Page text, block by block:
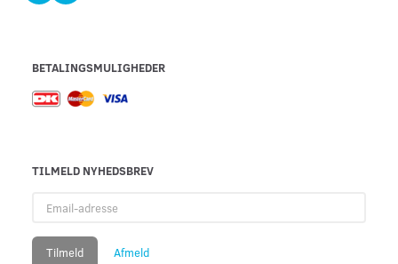
BETALINGSMULIGHEDER
TILMELD NYHEDSBREV
adresse
Tilmeld Afmeld